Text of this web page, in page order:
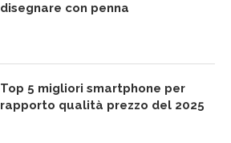
disegnare con penna
Top 5 migliori smartphone per
rapporto qualità prezzo del 2025